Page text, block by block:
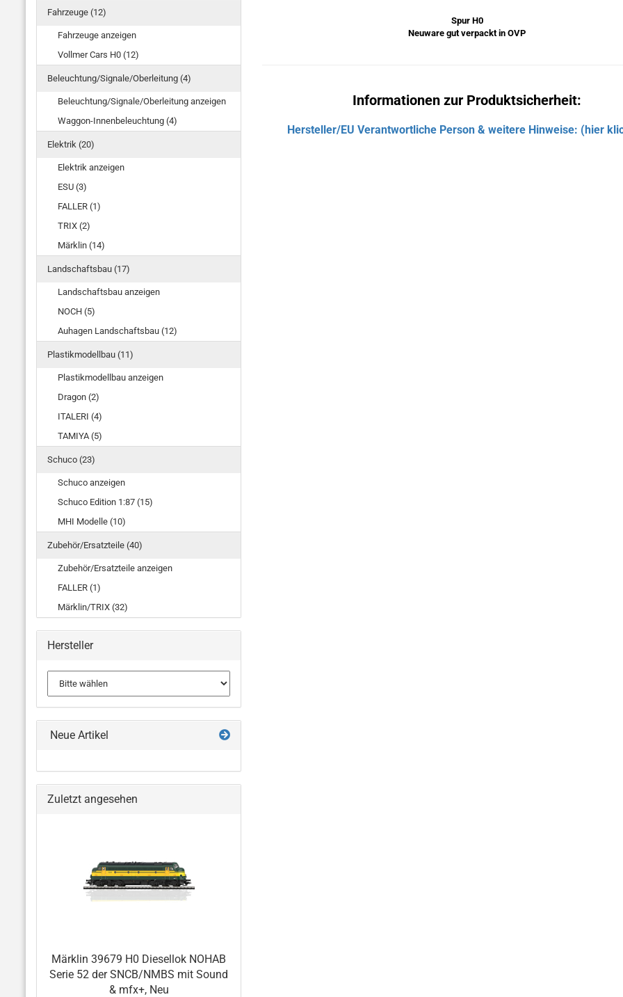
Spur H0
Neuware gut verpackt in OVP
Informationen zur Produktsicherheit:
Hersteller/EU Verantwortliche Person & weitere Hinweise: (hier
Fahrzeuge (12)
Fahrzeuge anzeigen
Vollmer Cars H0 (12)
Beleuchtung/Signale/Oberleitung (4)
Beleuchtung/Signale/Oberleitung anzeigen
Waggon-Innenbeleuchtung (4)
Elektrik (20)
Elektrik anzeigen
ESU (3)
FALLER (1)
TRIX (2)
Märklin (14)
Landschaftsbau (17)
Landschaftsbau anzeigen
NOCH (5)
Auhagen Landschaftsbau (12)
Plastikmodellbau (11)
Plastikmodellbau anzeigen
Dragon (2)
ITALERI (4)
TAMIYA (5)
Schuco (23)
Schuco anzeigen
Schuco Edition 1:87 (15)
MHI Modelle (10)
Zubehör/Ersatzteile (40)
Zubehör/Ersatzteile anzeigen
FALLER (1)
Märklin/TRIX (32)
Hersteller
Neue Artikel
Zuletzt angesehen
Märklin 39679 H0 Diesellok NOHAB
Serie 52 der SNCB/NMBS mit Sound
& mfx+, Neu